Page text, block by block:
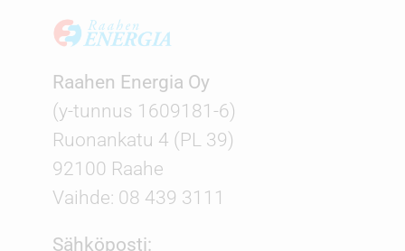
Raahen Energia Oy
(y-tunnus 1609181-6)
Ruonankatu 4 (PL 39)
92100 Raahe
Vaihde: 08 439 3111
Sähköposti: